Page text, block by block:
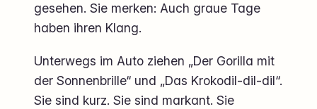
gesehen. Sie merken: Auch graue Tage
haben ihren Klang.
Unterwegs im Auto ziehen „Der Gorilla mit
der Sonnenbrille“ und „Das Krokodil-dil-dil“.
Sie sind kurz. Sie sind markant. Sie